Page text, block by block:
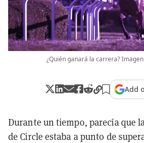
¿Quién ganará la carrera?
Add
Durante un tiempo, parecía que
de Circle estaba a punto de